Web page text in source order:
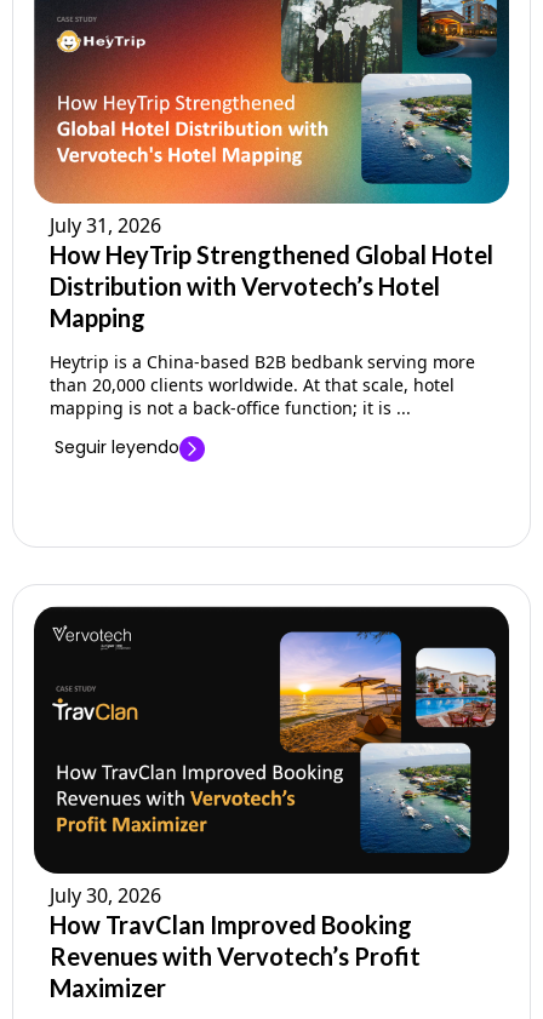
July 31, 2026
How HeyTrip Strengthened Global Hotel
Distribution with Vervotech’s Hotel
Mapping
Heytrip is a China-based B2B bedbank serving more
than 20,000 clients worldwide. At that scale, hotel
mapping is not a back-office function; it is ...
Seguir leyendo
July 30, 2026
How TravClan Improved Booking
Revenues with Vervotech’s Profit
Maximizer
Empresa
Precios
Ayuda